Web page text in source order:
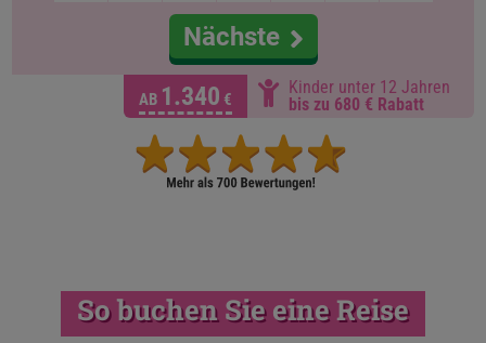
Nächste
AB 1.340 €
Kinder unter 12 Jahren
bis zu 680 € Rabatt
So buchen Sie eine Reise